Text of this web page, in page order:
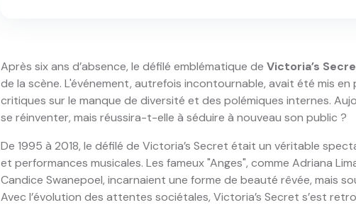
Après six ans d’absence, le défilé emblématique de Victoria’s
de la scène. L'événement, autrefois incontournable, avait été mis en
critiques sur le manque de diversité et des polémiques internes.
se réinventer, mais réussira-t-elle à séduire à nouveau son public ?
De 1995 à 2018, le défilé de Victoria’s Secret était un véritable
et performances musicales. Les fameux "Anges", comme Adriana
Candice Swanepoel, incarnaient une forme de beauté rêvée, mais
Avec l’évolution des attentes sociétales, Victoria’s Secret s’est